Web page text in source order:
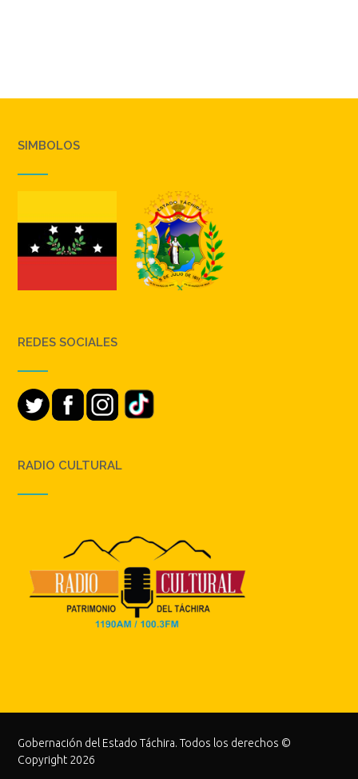
SIMBOLOS
REDES SOCIALES
RADIO CULTURAL
Gobernación del Estado Táchira. Todos los derechos ©
Copyright 2026